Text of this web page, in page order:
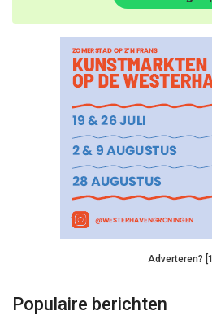
Adverteren? [1]
Populaire berichten